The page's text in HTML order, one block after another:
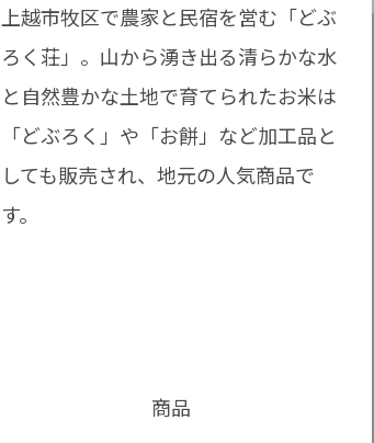
上越市牧区で農家と民宿を営む「どぶ
ろく荘」。山から湧き出る清らかな水
と自然豊かな土地で育てられたお米は
「どぶろく」や「お餅」など加工品と
しても販売され、地元の人気商品で
す。
商品